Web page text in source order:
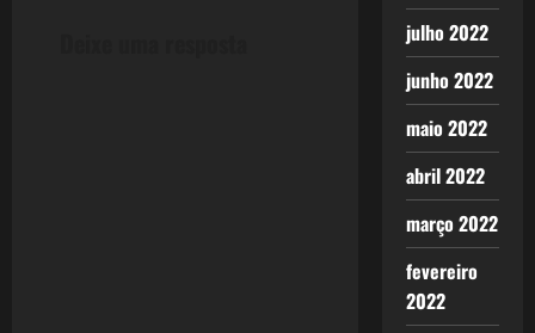
julho 2022
junho 2022
maio 2022
abril 2022
março 2022
fevereiro
2022